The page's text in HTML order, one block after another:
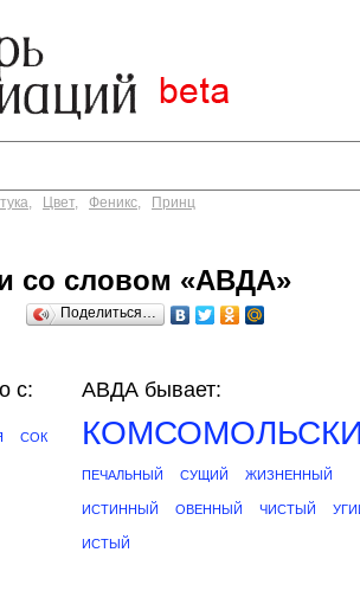
, Цвет, Феникс, Принц
со словом «АВДА»
Поделиться…
с:
СОК
АВДА бывает:
ПЕЧАЛЬНЫЙ СУЩИЙ ЖИЗНЕННЫЙ
ИСТИННЫЙ ОВЕННЫЙ ЧИСТЫЙ
ИСТЫЙ